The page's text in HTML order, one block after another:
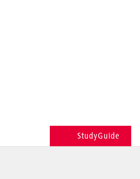
weiterempfehlen
StudyGuide